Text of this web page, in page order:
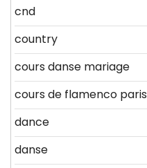
cnd
country
cours danse mariage
cours de flamenco paris
dance
danse